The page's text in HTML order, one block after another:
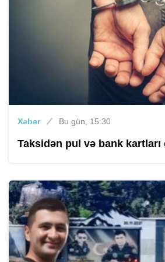
Xəbər Bu gün, 15:30
Taksidən pul və bank kartları